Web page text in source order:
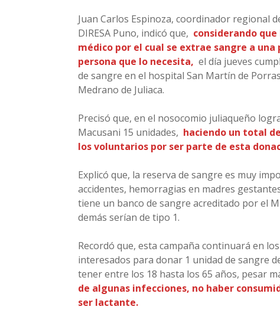
Juan Carlos Espinoza, coordinador regional
DIRESA Puno, indicó que, considerando
médico por el cual se extrae sangre a
persona que lo necesita, el día jueves
de sangre en el hospital San Martín de
Medrano de Juliaca.
Precisó que, en el nosocomio juliaqueño
Macusani 15 unidades, haciendo un total
los voluntarios por ser parte de esta
Explicó que, la reserva de sangre es muy
accidentes, hemorragias en madres
tiene un banco de sangre acreditado por el
demás serían de tipo 1.
Recordó que, esta campaña continuará en
interesados para donar 1 unidad de sangre
tener entre los 18 hasta los 65 años, pesar
de algunas infecciones, no haber
ser lactante.